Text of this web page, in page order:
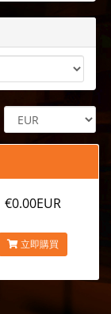
€0.00EUR
立即購買